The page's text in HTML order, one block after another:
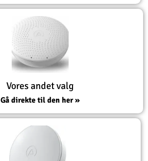
Vores andet valg
Gå direkte til den her »